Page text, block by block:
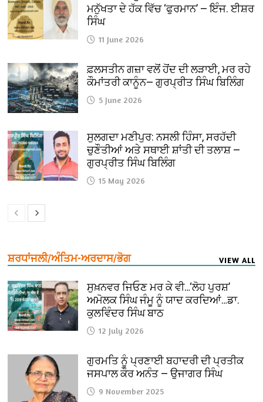
ਮਨੁੱਖਤਾ ਦੇ ਹੱਕ ਵਿੱਚ ‘ਫੁਰਮਾਨ’ — ਇੰਜ. ਈਸ਼ਰ
ਸਿੰਘ
11 June 2026
ਫ਼ਲਸਤੀਨ ਗਜ਼ਾ ਵਲੋਂ ਹੋਂਦ ਦੀ ਲੜਾਈ, ਮਰ ਰਹੇ
ਕੌਮਾਂਤਰੀ ਕਾਨੂੰਨ— ਗੁਰਪ੍ਰੀਤ ਸਿੰਘ ਬਿਲਿੰਗ
5 June 2026
ਸੁਲਗਦਾ ਮਣੀਪੁਰ: ਨਸਲੀ ਹਿੰਸਾ, ਸਰਹੱਦੀ
ਚੁਣੌਤੀਆਂ ਅਤੇ ਸਥਾਈ ਸ਼ਾਂਤੀ ਦੀ ਤਲਾਸ਼ —
ਗੁਰਪ੍ਰੀਤ ਸਿੰਘ ਬਿਲਿੰਗ
15 May 2026
ਸ਼ਰਧਾਂਜਲੀ/ਅੰਤਿਮ-ਅਰਦਾਸ/ਭੋਗ VIEW ALL
ਸੁਖ਼ਨਵਰ ਜਿਓਣ ਮਰ ਕੇ ਵੀ…‘ਲੋਹ ਪੁਰਸ਼’
ਅਮੋਲਕ ਸਿੰਘ ਜੰਮੂ ਨੂੰ ਯਾਦ ਕਰਦਿਆਂ…ਡਾ.
ਕੁਲਵਿੰਦਰ ਸਿੰਘ ਬਾਠ
12 July 2026
ਗੁਰਮਤਿ ਨੂੰ ਪ੍ਰਣਾਈ ਬਹਾਦਰੀ ਦੀ ਪ੍ਰਤੀਕ
ਜਸਪਾਲ ਕੌਰ ਅਨੰਤ — ਉਜਾਗਰ ਸਿੰਘ
9 November 2025